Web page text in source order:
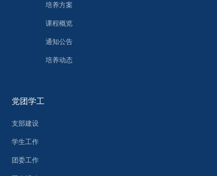
培养方案
课程概览
通知公告
培养动态
党团学工
支部建设
学生工作
团委工作